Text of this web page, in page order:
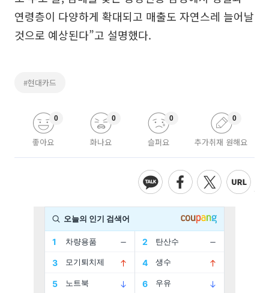
연령층이 다양하게 확대되고 매출도 자연스레 늘어날
것으로 예상된다”고 설명했다.
#현대카드
좋아요
0
화나요
0
슬퍼요
0
추가취재 원해요
0